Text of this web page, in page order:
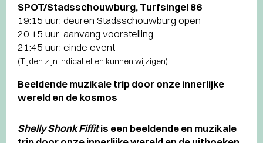
SPOT/Stadsschouwburg, Turfsingel 86
19:15 uur: deuren Stadsschouwburg open
20:15 uur: aanvang voorstelling
21:45 uur: einde event
(Tijden zijn indicatief en kunnen wijzigen)
Beeldende muzikale trip door onze innerlijke
wereld en de kosmos
Shelly Shonk Fiffitis een beeldende en muzikale